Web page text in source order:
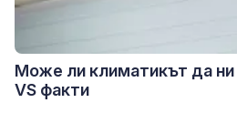
Може ли климатикът да
VS факти